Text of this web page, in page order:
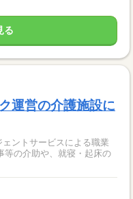
る
運営の介護施設に
ントサービスによる職業
等の介助や、就寝・起床の